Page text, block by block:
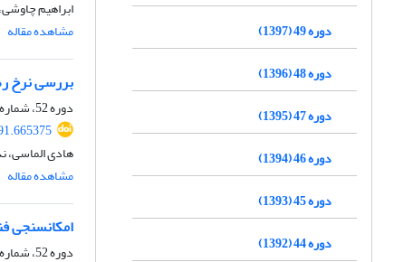
ابراهیم
مشاهده مقاله
بررسی نرخ
دوره 52، شماره 2، تابستان 1400، صفحه
هادی الماسی،
مشاهده مقاله
امکانسنجی
دوره 52، شماره 2، تابستان 1400، صفحه
دوره 49 (1397)
دوره 48 (1396)
دوره 47 (1395)
دوره 46 (1394)
دوره 45 (1393)
دوره 44 (1392)